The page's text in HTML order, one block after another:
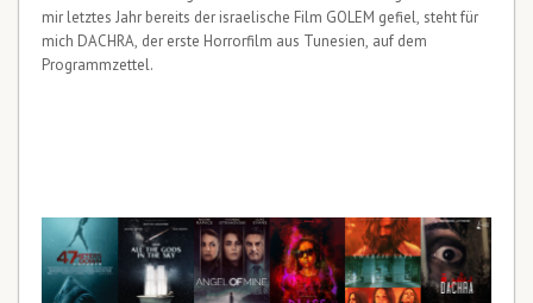
mir letztes Jahr bereits der israelische Film GOLEM gefiel, steht für
mich DACHRA, der erste Horrorfilm aus Tunesien, auf dem
Programmzettel.